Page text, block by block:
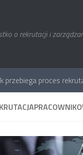
o rekrutacji i
przebiega proces